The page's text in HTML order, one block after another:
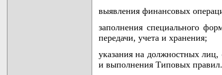
выявления финансовых
заполнения специального
передачи, учета и хранения;
указания на должностных лиц,
и выполнения Типовых правил.